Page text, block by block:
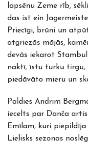
lapsēnu Zeme rīb,
das ist ein
Priecīgi, brūni un
atgriezās mājās,
devās iekarot
naktī, īstu turku tirgu,
piedāvāto mieru un
Paldies Andrim
iecelts par Danča
Emīlam, kuri piepildīja
Lielisks sezonas